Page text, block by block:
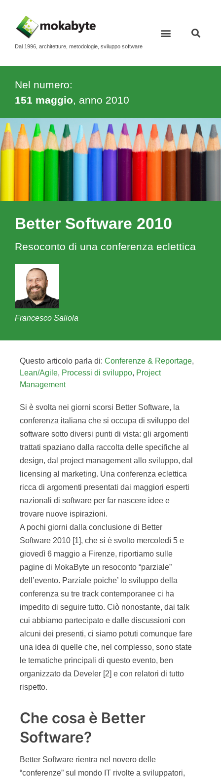
Dal 1996, architetture, metodologie, sviluppo software
Nel numero:
151 maggio, anno 2010
Better Software 2010
Resoconto di una conferenza eclettica
Francesco Saliola
Questo articolo parla di: Conferenze & Reportage,
Lean/Agile, Processi di sviluppo, Project
Management
Si è svolta nei giorni scorsi Better Software, la
conferenza italiana che si occupa di sviluppo del
software sotto diversi punti di vista: gli argomenti
trattati spaziano dalla raccolta delle specifiche al
design, dal project management allo sviluppo, dal
licensing al marketing. Una conferenza eclettica
ricca di argomenti presentati dai maggiori esperti
nazionali di software per far nascere idee e
trovare nuove ispirazioni.
A pochi giorni dalla conclusione di Better
Software 2010 [1], che si è svolto mercoledì 5 e
giovedì 6 maggio a Firenze, riportiamo sulle
pagine di MokaByte un resoconto “parziale”
dell’evento. Parziale poiche’ lo sviluppo della
conferenza su tre track contemporanee ci ha
impedito di seguire tutto. Ciò nonostante, dai talk
cui abbiamo partecipato e dalle discussioni con
alcuni dei presenti, ci siamo potuti comunque fare
una idea di quelle che, nel complesso, sono state
le tematiche principali di questo evento, ben
organizzato da Develer [2] e con relatori di tutto
rispetto.
Che cosa è Better
Software?
Better Software rientra nel novero delle
“conferenze” sul mondo IT rivolte a sviluppatori,